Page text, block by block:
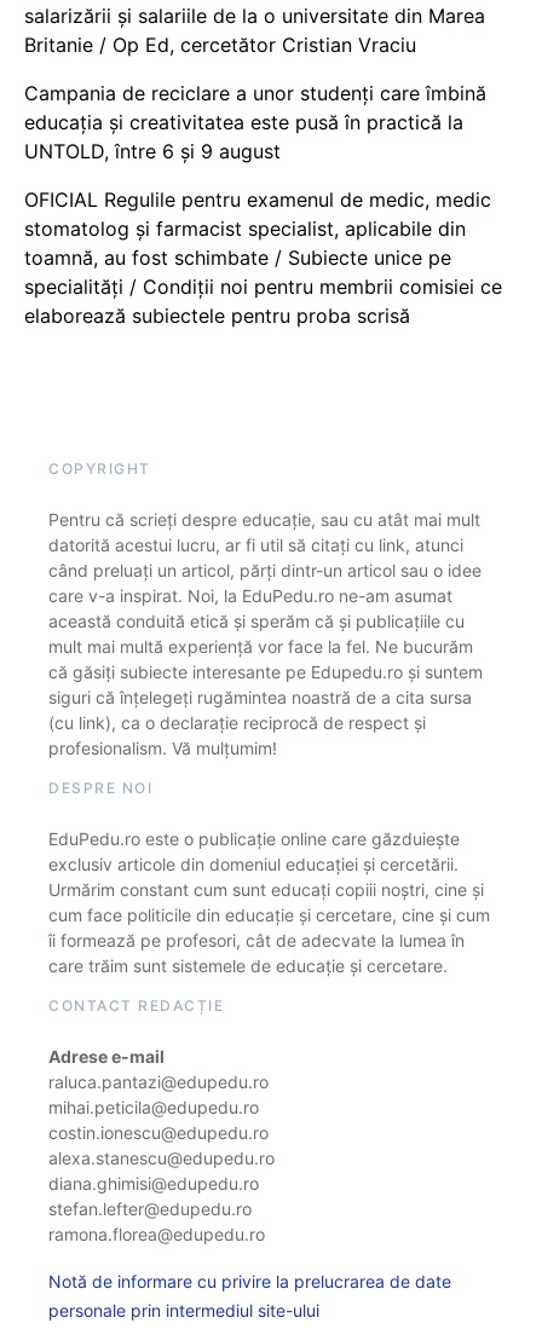
salarizării și salariile de la o universitate din Marea
Britanie / Op Ed, cercetător Cristian Vraciu
Campania de reciclare a unor studenți care îmbină
educația și creativitatea este pusă în practică la
UNTOLD, între 6 și 9 august
OFICIAL Regulile pentru examenul de medic, medic
stomatolog și farmacist specialist, aplicabile din
toamnă, au fost schimbate / Subiecte unice pe
specialități / Condiții noi pentru membrii comisiei ce
elaborează subiectele pentru proba scrisă
COPYRIGHT
Pentru că scrieți despre educație, sau cu atât mai mult
datorită acestui lucru, ar fi util să citați cu link, atunci
când preluați un articol, părți dintr-un articol sau o idee
care v-a inspirat. Noi, la EduPedu.ro ne-am asumat
această conduită etică și sperăm că și publicațiile cu
mult mai multă experiență vor face la fel. Ne bucurăm
că găsiți subiecte interesante pe Edupedu.ro și suntem
siguri că înțelegeți rugămintea noastră de a cita sursa
(cu link), ca o declarație reciprocă de respect și
profesionalism. Vă mulțumim!
DESPRE NOI
EduPedu.ro este o publicație online care găzduiește
exclusiv articole din domeniul educației și cercetării.
Urmărim constant cum sunt educați copiii noștri, cine și
cum face politicile din educație și cercetare, cine și cum
îi formează pe profesori, cât de adecvate la lumea în
care trăim sunt sistemele de educație și cercetare.
CONTACT REDACȚIE
Adrese e-mail
raluca.pantazi@edupedu.ro
mihai.peticila@edupedu.ro
costin.ionescu@edupedu.ro
alexa.stanescu@edupedu.ro
diana.ghimisi@edupedu.ro
stefan.lefter@edupedu.ro
ramona.florea@edupedu.ro
Notă de informare cu privire la prelucrarea de date
personale prin intermediul site-ului